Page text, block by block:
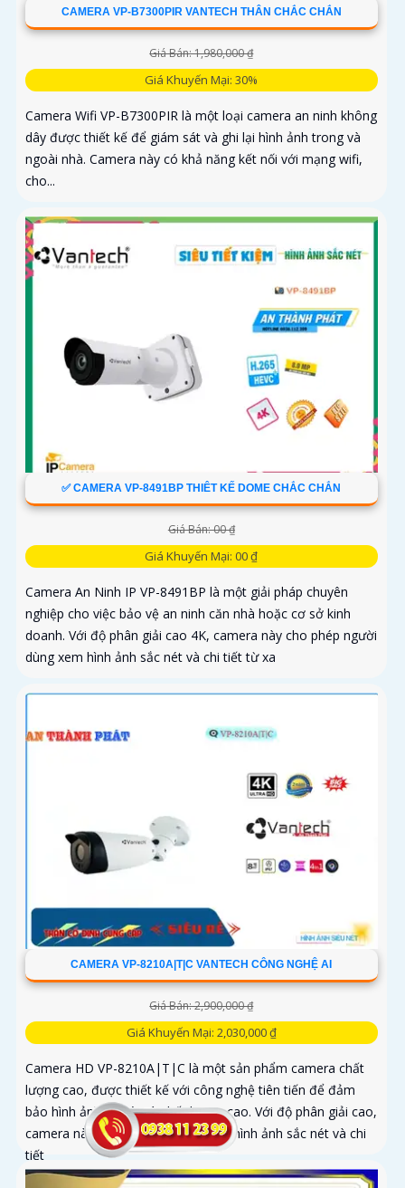
CAMERA VP-B7300PIR VANTECH THÂN CHẮC CHẮN
Giá Bán: 1,980,000 ₫
Giá Khuyến Mại: 30%
Camera Wifi VP-B7300PIR là một loại camera an ninh không
dây được thiết kế để giám sát và ghi lại hình ảnh trong và
ngoài nhà. Camera này có khả năng kết nối với mạng wifi,
cho...
✅ CAMERA VP-8491BP THIÊT KẾ DOME CHẮC CHẮN
Giá Bán: 00 ₫
Giá Khuyến Mại: 00 ₫
Camera An Ninh IP VP-8491BP là một giải pháp chuyên
nghiệp cho việc bảo vệ an ninh căn nhà hoặc cơ sở kinh
doanh. Với độ phân giải cao 4K, camera này cho phép người
dùng xem hình ảnh sắc nét và chi tiết từ xa
CAMERA VP-8210A|T|C VANTECH CÔNG NGHỆ AI
Giá Bán: 2,900,000 ₫
Giá Khuyến Mại: 2,030,000 ₫
Camera HD VP-8210A|T|C là một sản phẩm camera chất
lượng cao, được thiết kế với công nghệ tiên tiến để đảm
bảo hình ảnh rõ nét và chất lượng cao. Với độ phân giải cao,
camera này có khả năng ghi lại các hình ảnh sắc nét và chi
tiết